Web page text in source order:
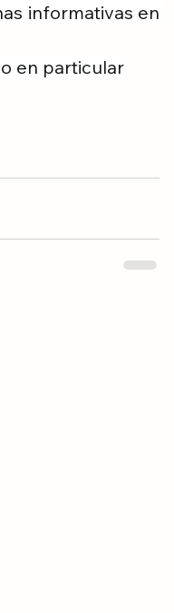
informativas en
en particular